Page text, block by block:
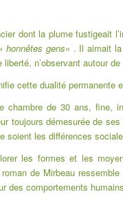
dont la plume fustigeait
honnêtes gens« . Il aimait
n’observant autour
cette dualité permanente
chambre de 30 ans, fine,
toujours démesurée de
les différences
les formes et les
de Mirbeau
comportements